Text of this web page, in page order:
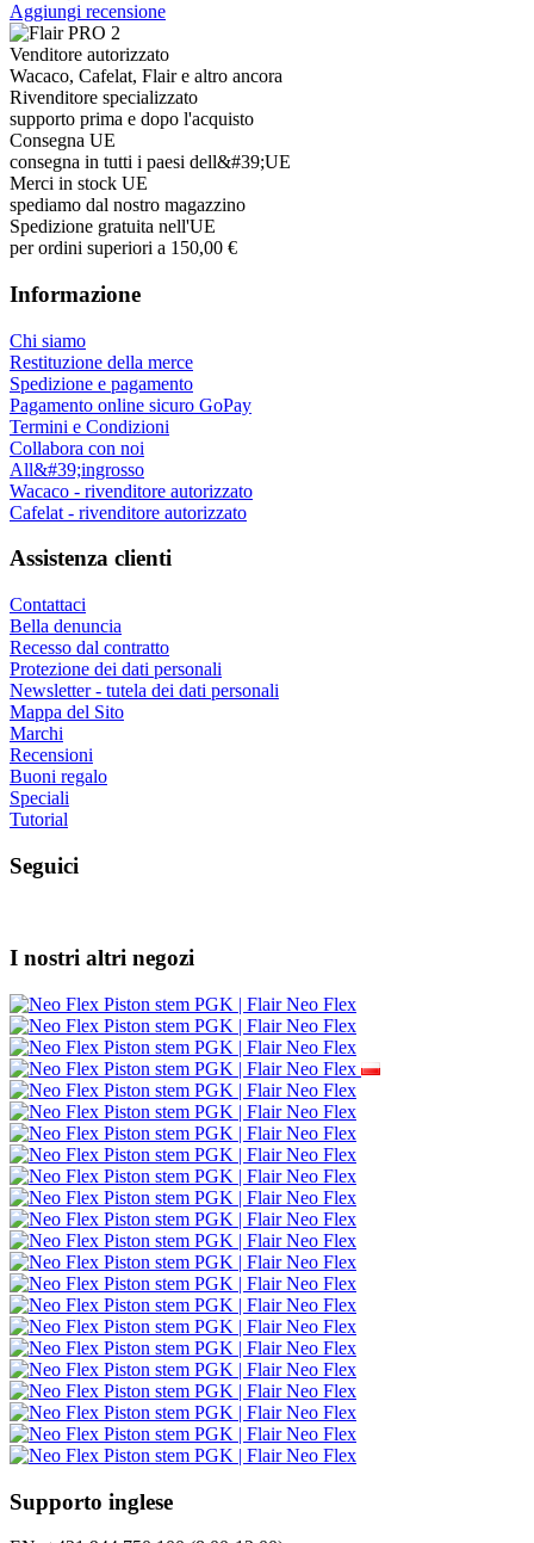
Aggiungi recensione
Venditore autorizzato
Wacaco, Cafelat, Flair e altro ancora
Rivenditore specializzato
supporto prima e dopo l'acquisto
Consegna UE
consegna in tutti i paesi dell&#39;UE
Merci in stock UE
spediamo dal nostro magazzino
Spedizione gratuita nell'UE
per ordini superiori a 150,00 €
Informazione
Chi siamo
Restituzione della merce
Spedizione e pagamento
Pagamento online sicuro GoPay
Termini e Condizioni
Collabora con noi
All&#39;ingrosso
Wacaco - rivenditore autorizzato
Cafelat - rivenditore autorizzato
Assistenza clienti
Contattaci
Bella denuncia
Recesso dal contratto
Protezione dei dati personali
Newsletter - tutela dei dati personali
Mappa del Sito
Marchi
Recensioni
Buoni regalo
Speciali
Tutorial
Seguici
I nostri altri negozi
Supporto inglese